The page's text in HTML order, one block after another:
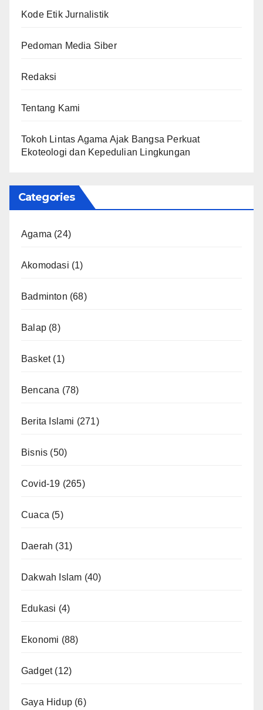
Kode Etik Jurnalistik
Pedoman Media Siber
Redaksi
Tentang Kami
Tokoh Lintas Agama Ajak Bangsa Perkuat
Ekoteologi dan Kepedulian Lingkungan
Categories
Agama (24)
Akomodasi (1)
Badminton (68)
Balap (8)
Basket(1)
Bencana (78)
Berita Islami (271)
Bisnis (50)
Covid-19 (265)
Cuaca (5)
Daerah (31)
Dakwah Islam (40)
Edukasi (4)
Ekonomi (88)
Gadget(12)
Gaya Hidup (6)